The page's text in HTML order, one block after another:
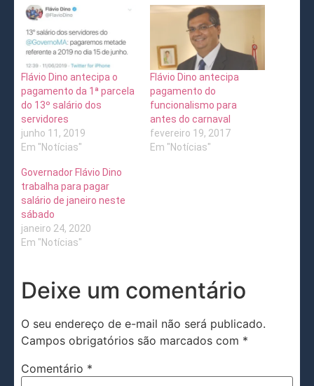
Flávio Dino antecipa o
pagamento da 1ª parcela
do 13º salário dos
servidores
junho 11, 2019
Em "Notícias"
Flávio Dino antecipa
pagamento do
funcionalismo para
antes do carnaval
fevereiro 19, 2017
Em "Notícias"
Governador Flávio Dino
trabalha para pagar
salário de janeiro neste
sábado
janeiro 24, 2020
Em "Notícias"
Deixe um comentário
O seu endereço de e-mail não será publicado.
Campos obrigatórios são marcados com *
Comentário *